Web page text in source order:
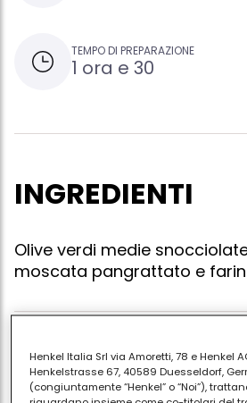
TEMPO DI PREPARAZIONE
1 ora e 30
INGREDIENTI
Olive verdi medie
moscata pangrattato e
Mettete il pollo e il tacchino a
con gli odori (carota sedano
cuocere a fuoco lento ,quando
Henkel Italia Srl via Amoretti, 78 e Henkel
Henkelstrasse 67, 40589 Duesseldorf,
(congiuntamente “Henkel” o “Noi”),